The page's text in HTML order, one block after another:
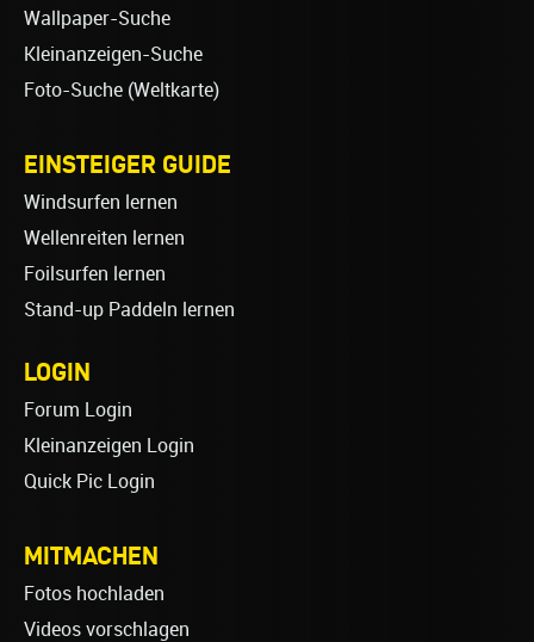
Wallpaper-Suche
Kleinanzeigen-Suche
Foto-Suche (Weltkarte)
EINSTEIGER GUIDE
Windsurfen lernen
Wellenreiten lernen
Foilsurfen lernen
Stand-up Paddeln lernen
LOGIN
Forum Login
Kleinanzeigen Login
Quick Pic Login
MITMACHEN
Fotos hochladen
Videos vorschlagen